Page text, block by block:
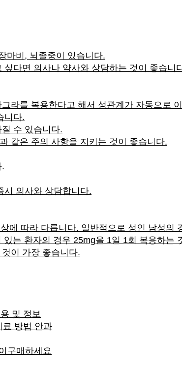
마비, 뇌졸중이 있습니다.
다면 의사나 약사와 상담하는 것이 좋습니
라를 복용한다고 해서 성관계가 자동으로
니다.
수 있습니다.
같은 주의 사항을 지키는 것이 좋습니다.
시 의사와 상담합니다.
에 따라 다릅니다. 일반적으로 성인 남성의
는 환자의 경우 25mg을 1일 1회 복용하는
이 가장 좋습니다.
및 정보
료 방법 안과
구매하세요